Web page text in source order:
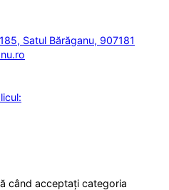
Satul Bărăganu, 907181
când acceptați categoria